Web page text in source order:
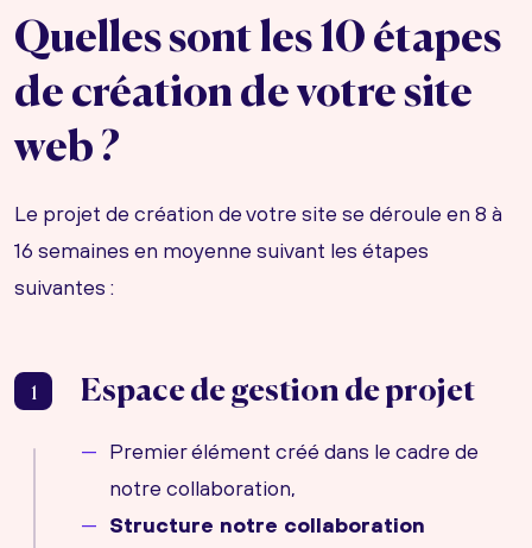
Quelles sont les 10 étapes
de création de votre site
web ?
Le projet de création de votre site se déroule en 8 à
16 semaines en moyenne suivant les étapes
suivantes :
1 Espace de gestion de projet
Premier élément créé dans le cadre de
notre collaboration,
Structure notre collaboration